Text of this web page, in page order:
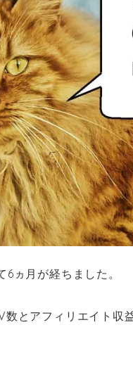
ヵ月が経ちました。
とアフィリエイト収